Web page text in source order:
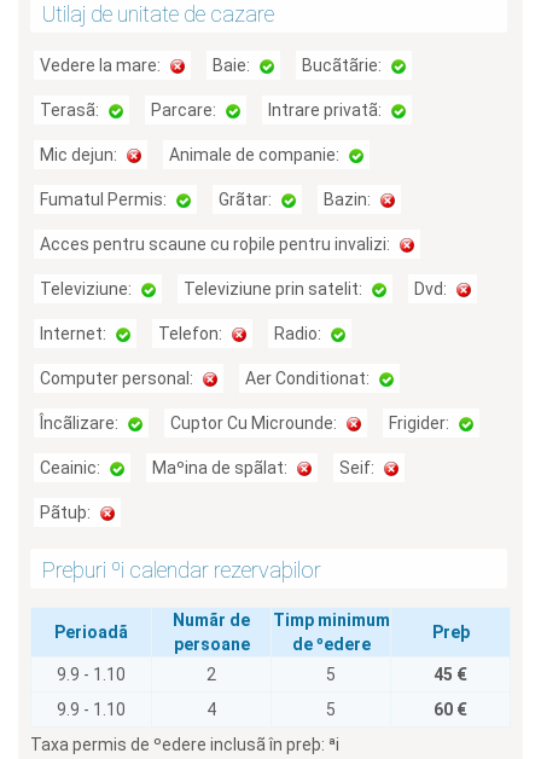
Utilaj de unitate de cazare
Vedere la mare: Baie: Bucãtãrie:
Terasã: Parcare: Intrare privatã:
Mic dejun: Animale de companie:
Fumatul Permis: Grãtar: Bazin:
Acces pentru scaune cu roþile pentru invalizi:
Televiziune: Televiziune prin satelit: Dvd:
Internet: Telefon: Radio:
Computer personal: Aer Conditionat:
Încãlizare: Cuptor Cu Microunde: Frigider:
Ceainic: Maºina de spãlat: Seif:
Pãtuþ:
Preþuri ºi calendar rezervaþilor
Perioadã
Numãr de
persoane
Timp minimum
de ºedere
Preþ
9.9 - 1.10 2 5
45 €
9.9 - 1.10
4 5
60 €
Taxa permis de ºedere inclusã în preþ: ªi